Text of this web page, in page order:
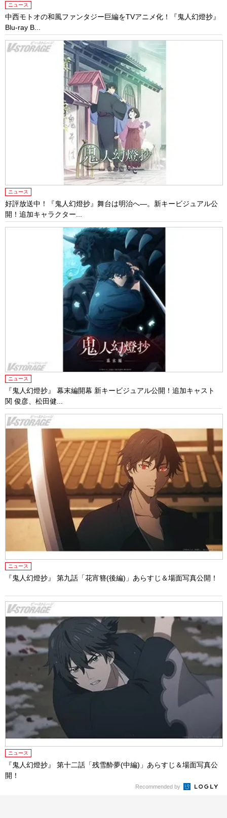
ニュース
中西モトオの和風ファンタジー巨編をTVアニメ化！『鬼人幻燈抄』
Blu-ray B...
ニュース
好評放送中！『鬼人幻燈抄』舞台は明治へ―。新キービジュアル公
開！追加キャラクター...
ニュース
『鬼人幻燈抄』 幕末編開幕 新キービジュアル公開！追加キャスト
関 俊彦、松田健...
ニュース
『鬼人幻燈抄』 第九話「花宵簪(後編)」あらすじ＆場面写真公開！
ニュース
『鬼人幻燈抄』 第十二話「残雪酔夢(中編)」あらすじ＆場面写真公
開！
Recommended by